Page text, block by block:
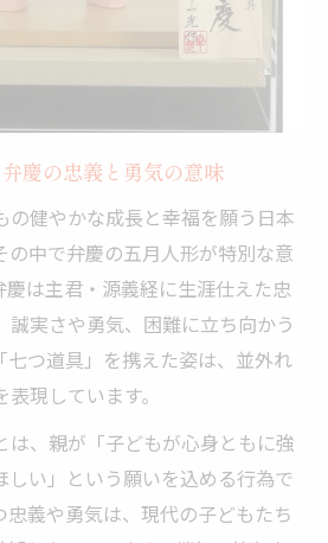
の鎧兜と鯉のぼりの飾り方ア
弁慶モチーフ五月人形とは
主従関係が五月人形に込めら
選ばれる弁慶モチーフの特徴
象徴する五月人形でこどもの
具が語る心と体の強さへの願
・弁慶五月人形の飾り方ポイ
句向け飾り方ガイド
慶の忠義と勇気の意味
の健やかな成長と幸福を願う日本
の中で弁慶の五月人形が特別な意
慶は主君・源義経に生涯仕えた忠
誠実さや勇気、困難に立ち向かう
七つ道具」を携えた姿は、並外れ
現しています。
は、親が「子どもが心身ともに強
しい」という願いを込める行為で
忠義や勇気は、現代の子どもたち